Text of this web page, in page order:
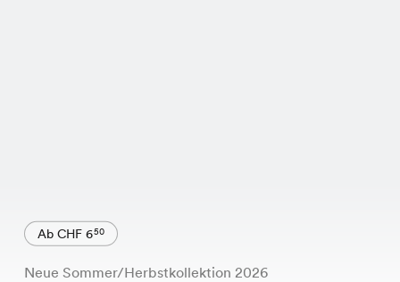
Ab CHF 650
Neue Sommer/Herbstkollektion 2026